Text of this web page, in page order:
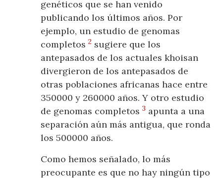
genéticos que se han venido
publicando los últimos años. Por
ejemplo, un estudio de genomas
completos2 sugiere que los
antepasados de los actuales khoisan
divergieron de los antepasados de
otras poblaciones africanas hace entre
350000 y 260000 años. Y otro estudio
de genomas completos3 apunta a una
separación aún más antigua, que ronda
los 500000 años.
Como hemos señalado, lo más
preocupante es que no hay ningún tipo